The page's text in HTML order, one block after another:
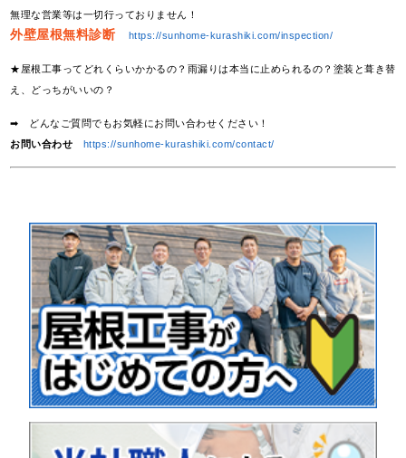
無理な営業等は一切行っておりません！
外壁屋根無料診断 https://sunhome-kurashiki.com/inspection/
★屋根工事ってどれくらいかかるの？雨漏りは本当に止められるの？塗装と葺き替
え、どっちがいいの？
➡ どんなご質問でもお気軽にお問い合わせください！
お問い合わせ
https://sunhome-kurashiki.com/contact/